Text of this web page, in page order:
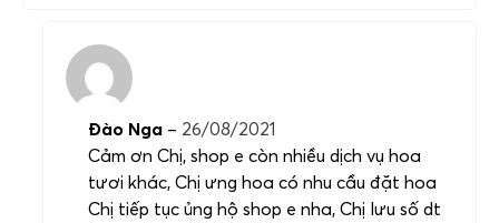
Đào Nga – 26/08/2021
Cảm ơn Chị, shop e còn nhiều dịch vụ hoa
tươi khác, Chị ưng hoa có nhu cầu đặt hoa
Chị tiếp tục ủng hộ shop e nha, Chị lưu số dt